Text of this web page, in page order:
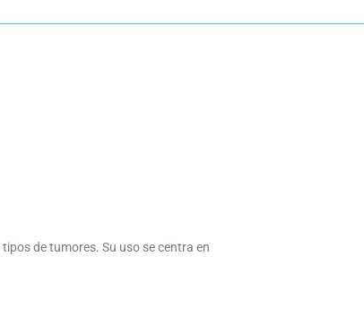
de tumores. Su uso se centra en